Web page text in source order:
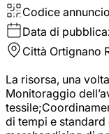
Codice annuncio
Data di
Città Ortignano
La risorsa, una
Monitoraggio
di tempi e